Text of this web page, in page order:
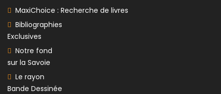
MaxiChoice : Recherche de livres
Bibliographies
Exclusives
Notre fond
sur la Savoie
Le rayon
Bande Dessinée